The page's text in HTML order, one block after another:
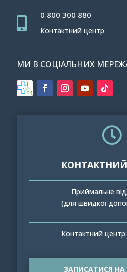

0 800 300 880
Контактний центр
МИ В СОЦІАЛЬНИХ

Приймальне
(для швидкої
Контактний
ЗАПИСАТИСЯ